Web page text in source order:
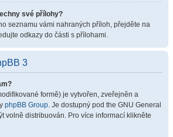
své přílohy?
seznamu vámi nahraných příloh, přejděte na
odkazy do části s přílohami.
3
formě) je vytvořen, zveřejněn a
phpBB Group. Je dostupný pod the GNU General
volně distribuován. Pro více informací klikněte